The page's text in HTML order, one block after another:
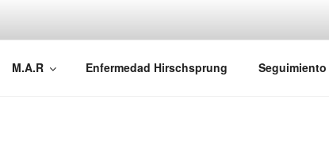
Malformaciones Ano-Rectales
M.A.R Enfermedad Hirschsprung Seguimiento